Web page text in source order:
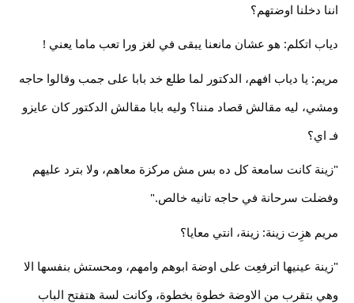
اننا دخلنا اوضتهم؟
دياب اتكلم: هو عشان مانعنا يبقى في لغز ورا تعب ماما يعني !
مريم: يا دياب افهم، الدكتور لما طلع خد بابا على جمب وقالوا حاجه
ومشي، ليه مقالش قصاد مننا؟ وليه بابا مقالش الدكتور كان عايزو
فـ اي؟
"زينة كانت سامعة كل ده بس مش مركزة معاهم، ولا بترد عليهم
وفضلت سرحانة في حاجه تانيه خالص."
مريم هزِت زينة: زينة، انتي معايا؟
"زينة عينيها اترفعِت على اوضة ابوهم وامهم، ومحستش بنفسها الا
وهي بتقرب من الاوضة خطوة بخطوة، وكانت لسة هتفتح الباب